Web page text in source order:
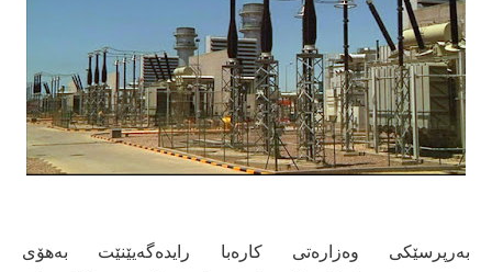
بەرپرسێکی وەزارەتی کارەبا رایدەگەیێنێت بەهۆی